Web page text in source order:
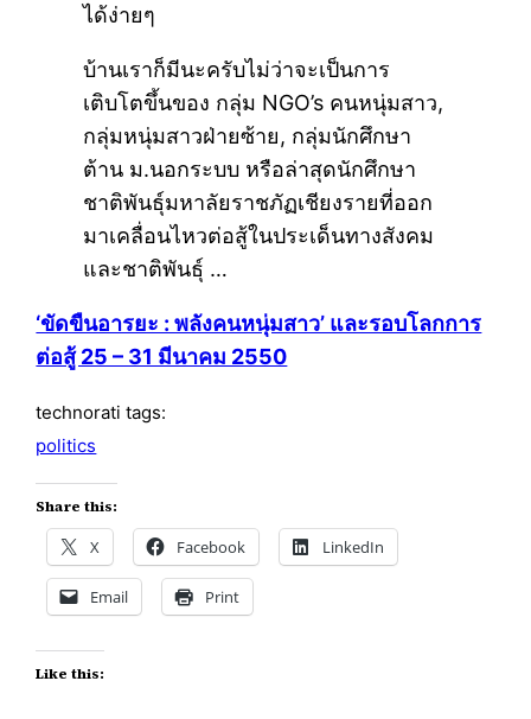
ได้ง่ายๆ
บ้านเราก็มีนะครับไม่ว่าจะเป็นการ
เติบโตขึ้นของ กลุ่ม NGO’s คนหนุ่มสาว,
กลุ่มหนุ่มสาวฝ่ายซ้าย, กลุ่มนักศึกษา
ต้าน ม.นอกระบบ หรือล่าสุดนักศึกษา
ชาติพันธุ์มหาลัยราชภัฏเชียงรายที่ออก
มาเคลื่อนไหวต่อสู้ในประเด็นทางสังคม
และชาติพันธุ์ …
‘ขัดขืนอารยะ : พลังคนหนุ่มสาว’ และรอบโลกการ
ต่อสู้ 25 – 31 มีนาคม 2550
technorati tags:
politics
Share this:
X Facebook LinkedIn
Email Print
Like this: